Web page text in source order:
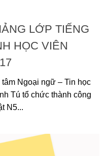
LỚP TIẾNG
HỌC VIÊN
Ngoại ngữ – Tin học
Tú tổ chức thành công
N5...